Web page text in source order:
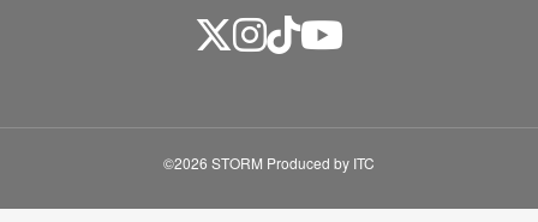
©2026 STORM Produced by ITC